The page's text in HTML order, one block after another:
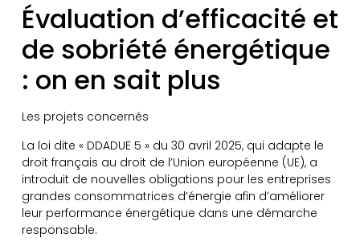
Évaluation d’efficacité et
de sobriété énergétique
: on en sait plus
Les projets concernés
La loi dite « DDADUE 5 » du 30 avril 2025, qui adapte le
droit français au droit de l’Union européenne (UE), a
introduit de nouvelles obligations pour les entreprises
grandes consommatrices d’énergie afin d’améliorer
leur performance énergétique dans une démarche
responsable.